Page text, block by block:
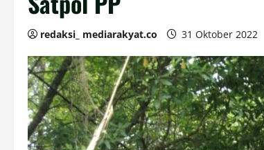
redaksi_ mediarakyat.co 31 Oktober 2022